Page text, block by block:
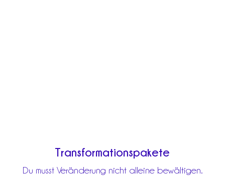
Transformationspakete
Du musst Veränderung nicht alleine bewältigen.